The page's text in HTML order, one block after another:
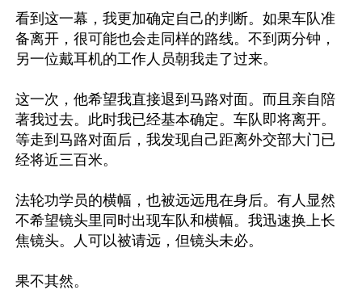
看到这一幕，我更加确定自己的判断。如果车队准
备离开，很可能也会走同样的路线。不到两分钟，
另一位戴耳机的工作人员朝我走了过来。
这一次，他希望我直接退到马路对面。而且亲自陪
著我过去。此时我已经基本确定。车队即将离开。
等走到马路对面后，我发现自己距离外交部大门已
经将近三百米。
法轮功学员的横幅，也被远远甩在身后。有人显然
不希望镜头里同时出现车队和横幅。我迅速换上长
焦镜头。人可以被请远，但镜头未必。
果不其然。